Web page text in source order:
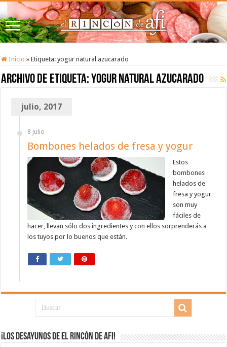
Inicio » Etiqueta:yogur natural azucarado
Archivo de etiqueta:yogur natural azucarado
julio, 2017
8 julio
Bombones helados de fresa y yogur
Estos
bombones
helados de
fresa y yogur
son muy
fáciles de
hacer, llevan sólo dos ingredientes y con ellos sorprenderás a
los tuyos por lo buenos que están.
¡Los desayunos de El Rincón de Afi!